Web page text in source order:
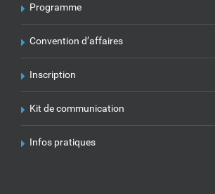
Programme
Convention d’affaires
Inscription
Kit de communication
Infos pratiques